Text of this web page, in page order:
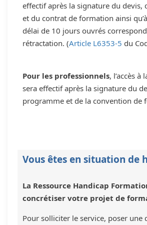
effectif après la signature du devis,
et du contrat de formation ainsi qu’à
délai de 10 jours ouvrés
rétractation. (Article L6353-5 du
Pour les professionnels, l’accès
sera effectif après la signature du
programme et de la convention de
Vous êtes en situation de
La Ressource Handicap
concrétiser votre projet de
Pour solliciter le service, poser une